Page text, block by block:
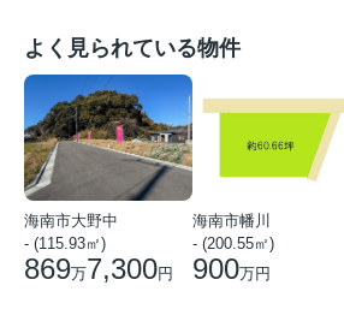
よく見られている物件
海南市大野中
- (115.93㎡)
869万7,300円
海南市幡川
- (200.55㎡)
900万円